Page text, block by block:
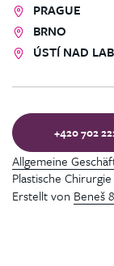
PRAGUE
BRNO
ÚSTÍ NAD
+420 702
Plastische
Allgemeine
Erstellt von Beneš